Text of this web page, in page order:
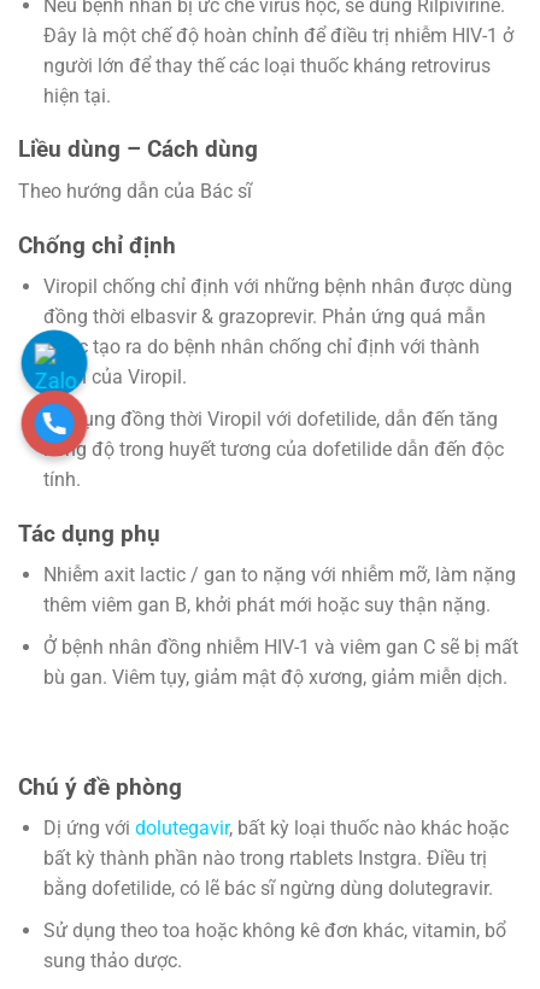
Nếu bệnh nhân bị ức chế virus học, sẽ dùng Rilpivirine.
Đây là một chế độ hoàn chỉnh để điều trị nhiễm HIV-1 ở
người lớn để thay thế các loại thuốc kháng retrovirus
hiện tại.
Liều dùng – Cách dùng
Theo hướng dẫn của Bác sĩ
Chống chỉ định
Viropil chống chỉ định với những bệnh nhân được dùng
đồng thời elbasvir & grazoprevir. Phản ứng quá mẫn
được tạo ra do bệnh nhân chống chỉ định với thành
phần của Viropil.
Sử dụng đồng thời Viropil với dofetilide, dẫn đến tăng
nồng độ trong huyết tương của dofetilide dẫn đến độc
tính.
Tác dụng phụ
Nhiễm axit lactic / gan to nặng với nhiễm mỡ, làm nặng
thêm viêm gan B, khởi phát mới hoặc suy thận nặng.
Ở bệnh nhân đồng nhiễm HIV-1 và viêm gan C sẽ bị mất
bù gan. Viêm tụy, giảm mật độ xương, giảm miễn dịch.
Chú ý đề phòng
Dị ứng với dolutegavir, bất kỳ loại thuốc nào khác hoặc
bất kỳ thành phần nào trong rtablets Instgra. Điều trị
bằng dofetilide, có lẽ bác sĩ ngừng dùng dolutegravir.
Sử dụng theo toa hoặc không kê đơn khác, vitamin, bổ
sung thảo dược.